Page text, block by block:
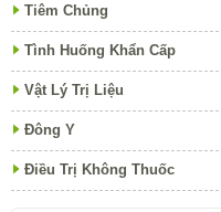
Tiêm Chủng
Tình Huống Khẩn Cấp
Vật Lý Trị Liệu
Đông Y
Điều Trị Không Thuốc